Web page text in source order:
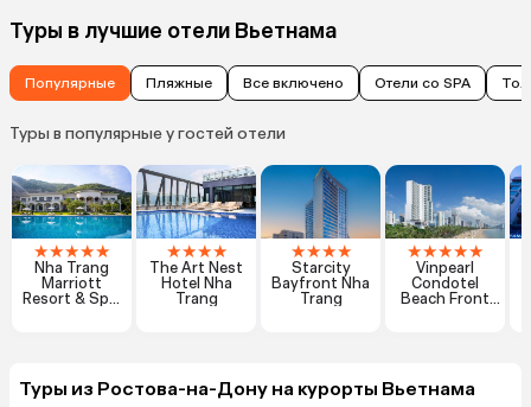
Туры в лучшие отели Вьетнама
Популярные Пляжные Все включено Отели со SPA
Туры в популярные у гостей отели
★★★★★
Nha Trang
Marriott
Resort & Spa,
★★★★
The Art Nest
Hotel Nha
Trang
★★★★
Starcity
Bayfront Nha
Trang
★★★★★
Vinpearl
Condotel
Beach Front
Туры из Ростова-на-Дону на курорты Вьетнама